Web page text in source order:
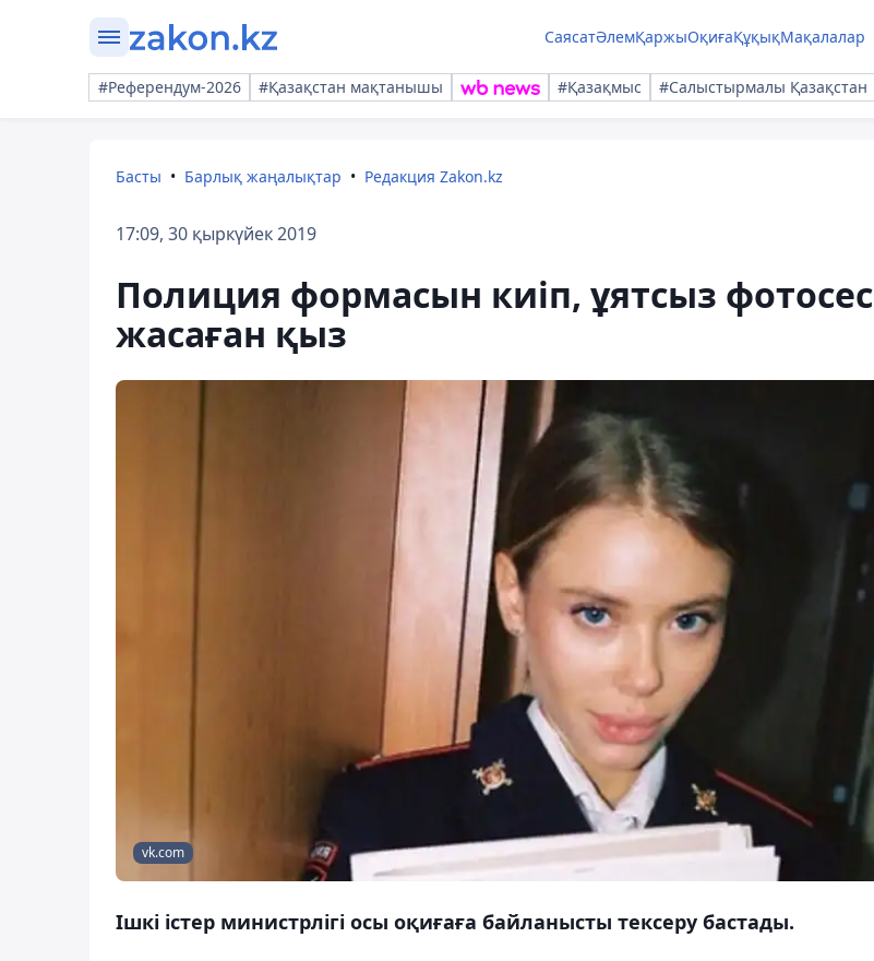
СаясатӘлемҚаржыОқиғаҚұқықМақалалар
#Референдум-2026 #Қазақстан мақтанышы #Қазақмыс #Салыстырмалы Қазақстан
Басты Барлық жаңалықтар Редакция Zakon.kz
17:09, 30 қыркүйек 2019
Полиция формасын киіп, ұятсыз
жасаған қыз
vk.com
Ішкі істер министрлігі осы оқиғаға байланысты тексеру бастады.